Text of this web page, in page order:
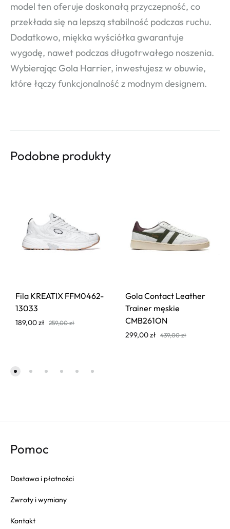
model ten oferuje doskonałą przyczepność, co
przekłada się na lepszą stabilność podczas ruchu.
Dodatkowo, miękka wyściółka gwarantuje
wygodę, nawet podczas długotrwałego noszenia.
Wybierając Gola Harrier, inwestujesz w obuwie,
które łączy funkcjonalność z modnym designem.
Podobne produkty
Fila KREATIX FFM0462-
13033
189,00zł 259,00zł
Gola Contact Leather
Trainer męskie
CMB261ON
299,00zł 439,00zł
Pomoc
Dostawa i płatności
Zwroty i wymiany
Kontakt